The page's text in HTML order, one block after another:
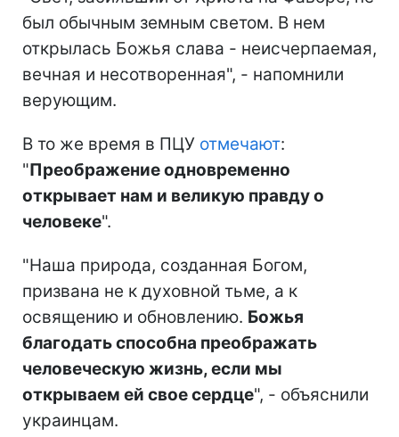
был обычным земным светом. В нем
открылась Божья слава - неисчерпаемая,
вечная и несотворенная", - напомнили
верующим.
В то же время в ПЦУ отмечают:
"Преображение одновременно
открывает нам и великую правду о
человеке".
"Наша природа, созданная Богом,
призвана не к духовной тьме, а к
освящению и обновлению. Божья
благодать способна преображать
человеческую жизнь, если мы
открываем ей свое сердце", - объяснили
украинцам.